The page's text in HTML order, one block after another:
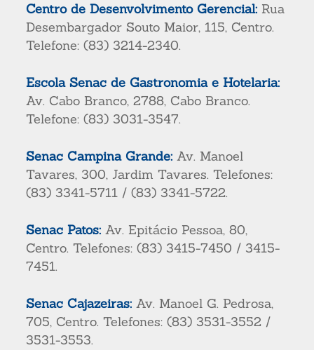
Centro de Desenvolvimento Gerencial: Rua
Desembargador Souto Maior, 115, Centro.
Telefone: (83) 3214-2340.
Escola Senac de Gastronomia e Hotelaria:
Av. Cabo Branco, 2788, Cabo Branco.
Telefone: (83) 3031-3547.
Senac Campina Grande: Av. Manoel
Tavares, 300, Jardim Tavares. Telefones:
(83) 3341-5711 / (83) 3341-5722.
Senac Patos: Av. Epitácio Pessoa, 80,
Centro. Telefones: (83) 3415-7450 / 3415-
7451.
Senac Cajazeiras: Av. Manoel G. Pedrosa,
705, Centro. Telefones: (83) 3531-3552 /
3531-3553.